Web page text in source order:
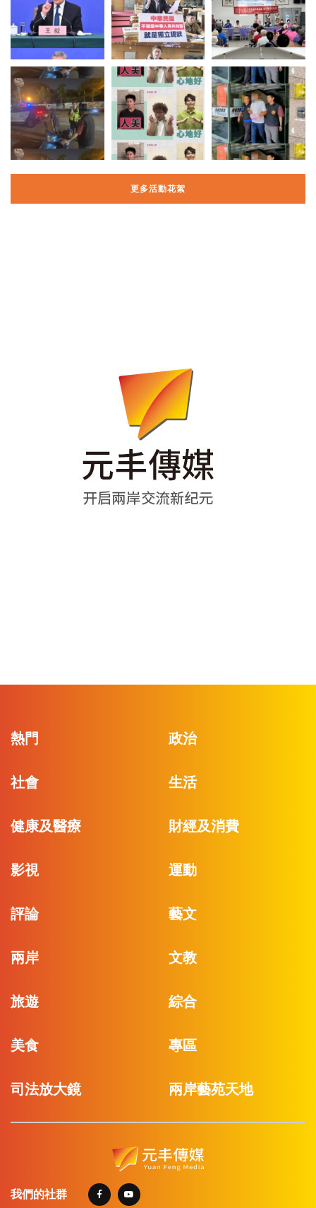
更多活動花絮
熱門 政治
社會 生活
健康及醫療 財經及消費
影視 運動
評論 藝文
兩岸 文教
旅遊 綜合
美食 專區
司法放大鏡 兩岸藝苑天地
我們的社群